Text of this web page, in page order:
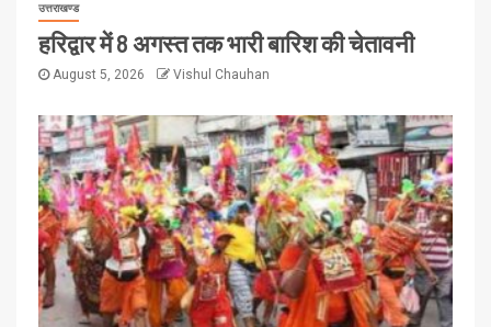
उत्तराखण्ड
हरिद्वार में 8 अगस्त तक भारी बारिश की चेतावनी
August 5, 2026 Vishul Chauhan